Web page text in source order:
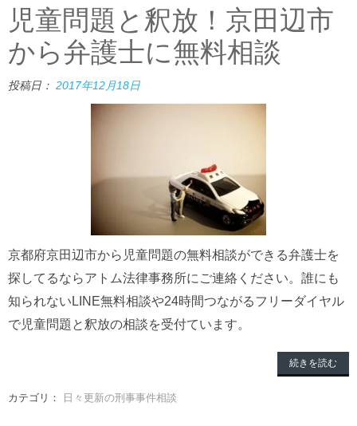
児童問題と釈放！京田辺市
から弁護士に無料相談
投稿日： 2017年12月18日
京都府京田辺市から児童問題の無料相談ができる弁護士を
探してるならアトム法律事務所にご連絡ください。誰にも
知られないLINE無料相談や24時間つながるフリーダイヤル
で児童問題と釈放の相談を受付ています。
続きを読む
カテゴリ： 日々更新の刑事事件相談